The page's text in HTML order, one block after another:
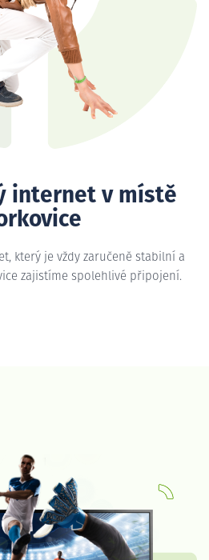
internet v místě
který je vždy zaručeně stabilní a
zajistíme spolehlivé připojení.